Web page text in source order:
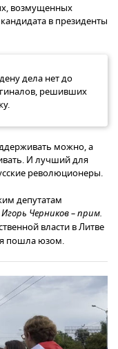
возмущенных
в президенты
дела нет до
решивших
можно, а
И лучший для
революционеры.
депутатам
Черников – прим.
власти в Литве
пошла юзом.